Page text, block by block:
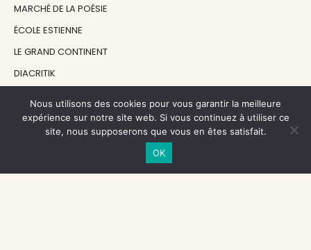
MARCHÉ DE LA POÉSIE
ÉCOLE ESTIENNE
LE GRAND CONTINENT
DIACRITIK
NOS SOUTIENS
CENTRE NATIONAL DU LIVRE
Nous utilisons des cookies pour vous garantir la meilleure
expérience sur notre site web. Si vous continuez à utiliser ce
site, nous supposerons que vous en êtes satisfait.
OK